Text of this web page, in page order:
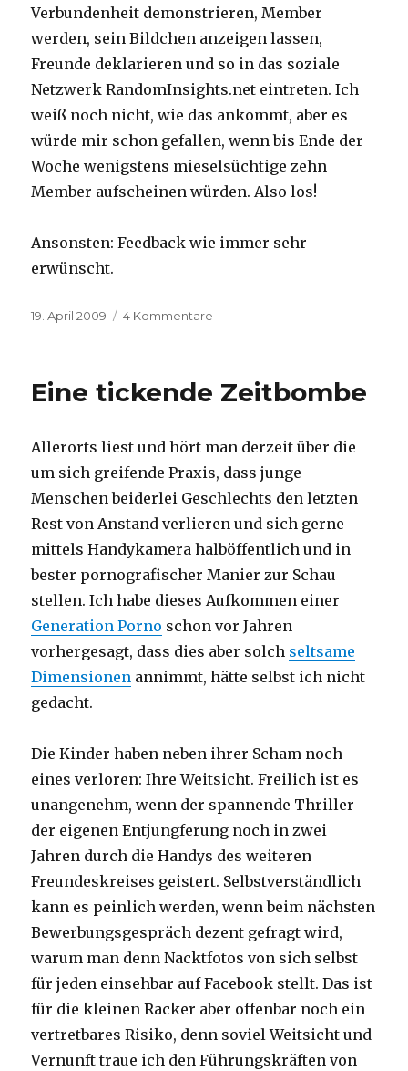
Verbundenheit demonstrieren, Member
werden, sein Bildchen anzeigen lassen,
Freunde deklarieren und so in das soziale
Netzwerk RandomInsights.net eintreten. Ich
weiß noch nicht, wie das ankommt, aber es
würde mir schon gefallen, wenn bis Ende der
Woche wenigstens mieselsüchtige zehn
Member aufscheinen würden. Also los!
Ansonsten: Feedback wie immer sehr
erwünscht.
Veröffentlicht
19. April 2009 4 Kommentare
Eine tickende Zeitbombe
Allerorts liest und hört man derzeit über die
um sich greifende Praxis, dass junge
Menschen beiderlei Geschlechts den letzten
Rest von Anstand verlieren und sich gerne
mittels Handykamera halböffentlich und in
bester pornografischer Manier zur Schau
stellen. Ich habe dieses Aufkommen einer
Generation Porno schon vor Jahren
vorhergesagt, dass dies aber solch seltsame
Dimensionen annimmt, hätte selbst ich nicht
gedacht.
Die Kinder haben neben ihrer Scham noch
eines verloren: Ihre Weitsicht. Freilich ist es
unangenehm, wenn der spannende Thriller
der eigenen Entjungferung noch in zwei
Jahren durch die Handys des weiteren
Freundeskreises geistert. Selbstverständlich
kann es peinlich werden, wenn beim nächsten
Bewerbungsgespräch dezent gefragt wird,
warum man denn Nacktfotos von sich selbst
für jeden einsehbar auf Facebook stellt. Das ist
für die kleinen Racker aber offenbar noch ein
vertretbares Risiko, denn soviel Weitsicht und
Vernunft traue ich den Führungskräften von